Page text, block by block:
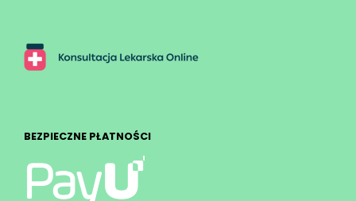
BEZPIECZNE PŁATNOŚCI